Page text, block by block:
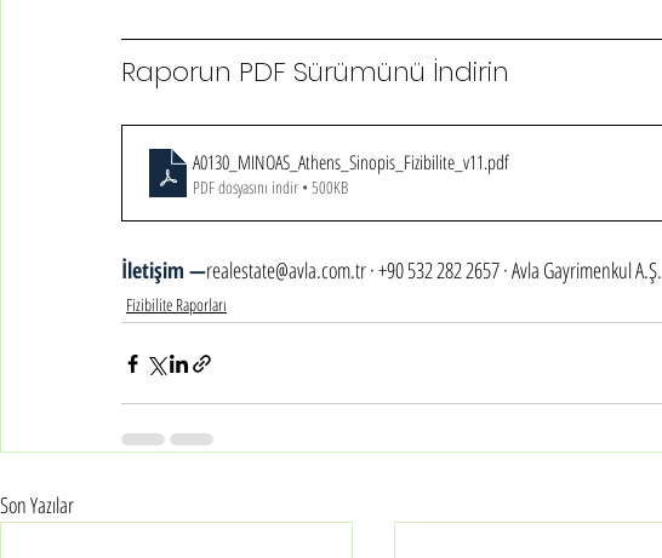
Raporun PDF Sürümünü İndirin
A0130_MINOAS_Athens_Sinopis_Fizibilite_v11.pdf
PDF dosyasını indir • 500KB
İletişim —realestate@avla.com.tr · +90 532 282 2657 · Avla Gayrimenkul A.Ş.
Fizibilite Raporları
Son Yazılar